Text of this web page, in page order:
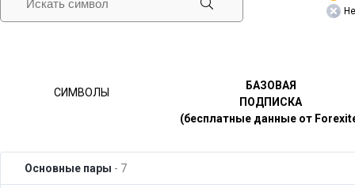
СИМВОЛЫ
БАЗОВАЯ
ПОДПИСКА
(бесплатные данные от
Основные пары - 7